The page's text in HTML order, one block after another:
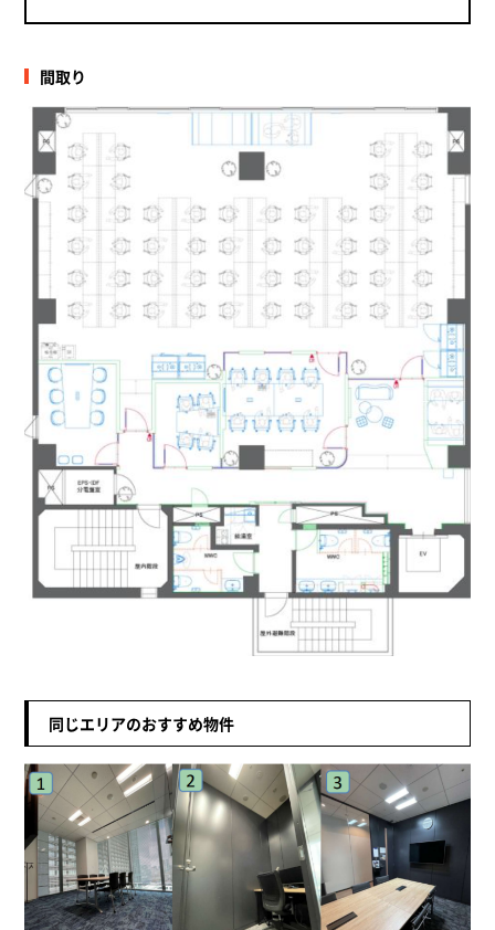
間取り
同じエリアのおすすめ物件